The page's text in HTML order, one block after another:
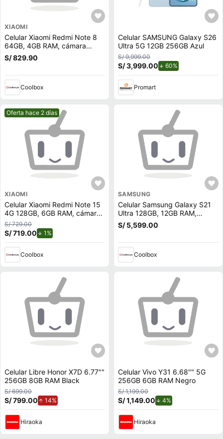
XIAOMI
Celular Xiaomi Redmi Note 8
64GB, 4GB RAM, cámara
trasera 48MP y frontal 13MP,
6.3"", blanco
S/ 829.90
Coolbox
Celular SAMSUNG Galaxy S26
Ultra 5G 12GB 256GB Azul
S/ 9,999.00
S/ 3,999.00 60%
Promart
Mejor precio.
Oferta hace 2 días
XIAOMI
Celular Xiaomi Redmi Note 15
4G 128GB, 6GB RAM, cámara
108MP y frontal 16MP,
pantalla 6.77"", negro
S/ 729.00
S/ 719.00 1%
Coolbox
SAMSUNG
Celular Samsung Galaxy S21
Ultra 128GB, 12GB RAM,
cámara trasera 108MP y
frontal 40MP, 6.8"", Octa-
S/ 5,599.00
Coolbox
Celular Libre Honor X7D 6.77""
256GB 8GB RAM Black
S/ 699.00
S/ 799.00 14%
Hiraoka
Celular Vivo Y31 6.68"" 5G
256GB 6GB RAM Negro
S/ 1,199.00
S/ 1,149.00 4%
Hiraoka